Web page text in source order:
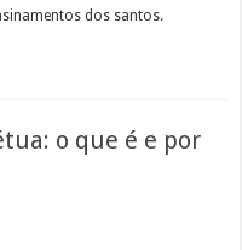
dos santos.
o que é e por